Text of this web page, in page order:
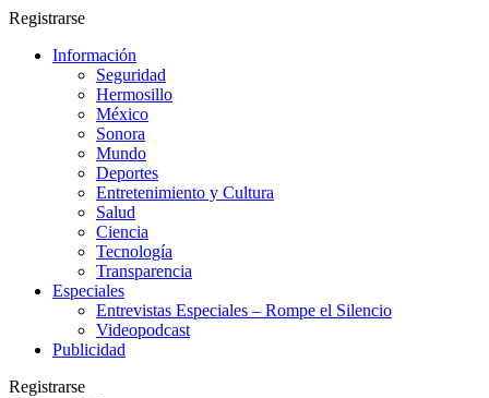
Registrarse
Información
Seguridad
Hermosillo
México
Sonora
Mundo
Deportes
Entretenimiento y Cultura
Salud
Ciencia
Tecnología
Transparencia
Especiales
Entrevistas Especiales – Rompe el Silencio
Videopodcast
Publicidad
Registrarse